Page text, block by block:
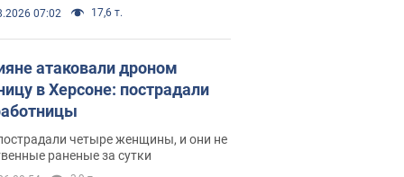
07:02 17,6 т.
атаковали дроном
в Херсоне: пострадали
четыре женщины, и они не
раненые за сутки